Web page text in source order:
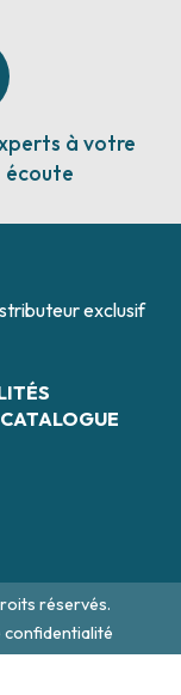
à votre
écoute
exclusif
réservés.
confidentialité